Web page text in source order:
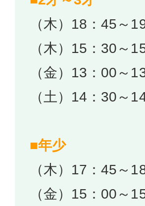
（木）18：45～
（木）15：30～
（金）13：00～
（土）14：30～
■年少
（木）17：45～
（金）15：00～